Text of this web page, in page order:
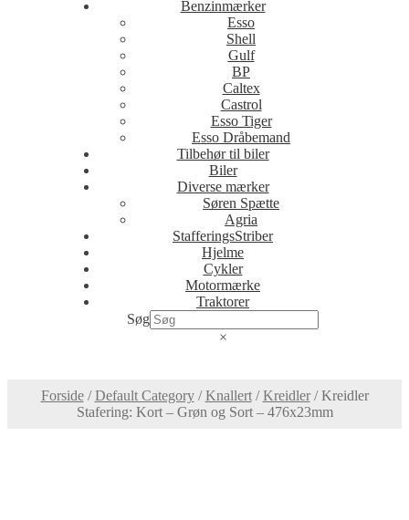
Benzinmærker
Esso
Shell
Gulf
BP
Caltex
Castrol
Esso Tiger
Esso Dråbemand
Tilbehør til biler
Biler
Diverse mærker
Søren Spætte
Agria
StafferingsStriber
Hjelme
Cykler
Motormærke
Traktorer
Søg
×
Forside/Default Category/Knallert/Kreidler/Kreidler
Stafering: Kort – Grøn og Sort – 476x23mm